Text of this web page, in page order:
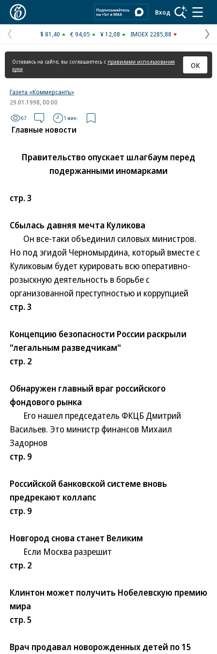
Вход
Предыдущая
страница
$ 81,40 € 94,05 ¥ 12,08 IMOEX 2285,88
Оставаясь на сайте, вы соглашаетесь с правилами использования
куки
ОК
Газета «Коммерсантъ»
29.01.1998, 00:00
67 1 мин.
Главные новости
Правительство опускает шлагбаум перед
подержанными иномарками
стр. 3
Сбылась давняя мечта Куликова
Он все-таки объединил силовых министров.
Но под эгидой Черномырдина, который вместе с
Куликовым будет курировать всю оперативно-
розыскную деятельность в борьбе с
организованной преступностью и коррупцией
стр. 3
Концепцию безопасности России раскрыли
"легальным разведчикам"
стр. 2
Обнаружен главный враг российского
фондового рынка
Его нашел председатель ФКЦБ Дмитрий
Васильев. Это министр финансов Михаил
Задорнов
стр. 9
Российской банковской системе вновь
предрекают коллапс
стр. 9
Новгород снова станет Великим
Если Москва разрешит
стр. 2
Клинтон может получить Нобелевскую премию
мира
стр. 5
Врач продавал новорожденных детей по 15